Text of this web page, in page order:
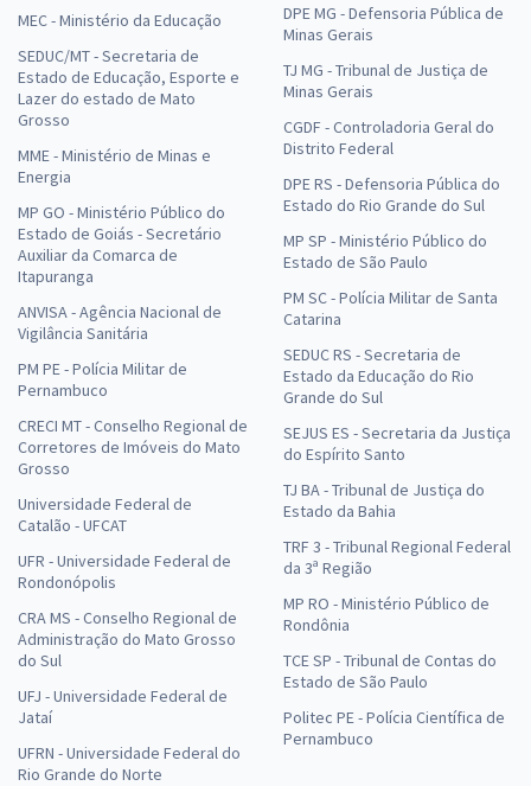
MEC - Ministério da Educação
SEDUC/MT - Secretaria de
Estado de Educação, Esporte e
Lazer do estado de Mato
Grosso
MME - Ministério de Minas e
Energia
MP GO - Ministério Público do
Estado de Goiás - Secretário
Auxiliar da Comarca de
Itapuranga
ANVISA - Agência Nacional de
Vigilância Sanitária
PM PE - Polícia Militar de
Pernambuco
CRECI MT - Conselho Regional de
Corretores de Imóveis do Mato
Grosso
Universidade Federal de
Catalão - UFCAT
UFR - Universidade Federal de
Rondonópolis
CRA MS - Conselho Regional de
Administração do Mato Grosso
do Sul
UFJ - Universidade Federal de
Jataí
UFRN - Universidade Federal do
Rio Grande do Norte
DPE MG - Defensoria Pública de
Minas Gerais
TJ MG - Tribunal de Justiça de
Minas Gerais
CGDF - Controladoria Geral do
Distrito Federal
DPE RS - Defensoria Pública do
Estado do Rio Grande do Sul
MP SP - Ministério Público do
Estado de São Paulo
PM SC - Polícia Militar de Santa
Catarina
SEDUC RS - Secretaria de
Estado da Educação do Rio
Grande do Sul
SEJUS ES - Secretaria da Justiça
do Espírito Santo
TJ BA - Tribunal de Justiça do
Estado da Bahia
TRF 3 - Tribunal Regional Federal
da 3ª Região
MP RO - Ministério Público de
Rondônia
TCE SP - Tribunal de Contas do
Estado de São Paulo
Politec PE - Polícia Científica de
Pernambuco